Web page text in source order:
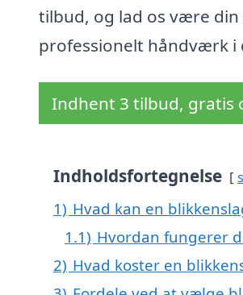
tilbud, og lad os være
professionelt håndværk i
Indhent 3 tilbud, gratis
Indholdsfortegnelse
1) Hvad kan en
1.1) Hvordan fungerer
2) Hvad koster en